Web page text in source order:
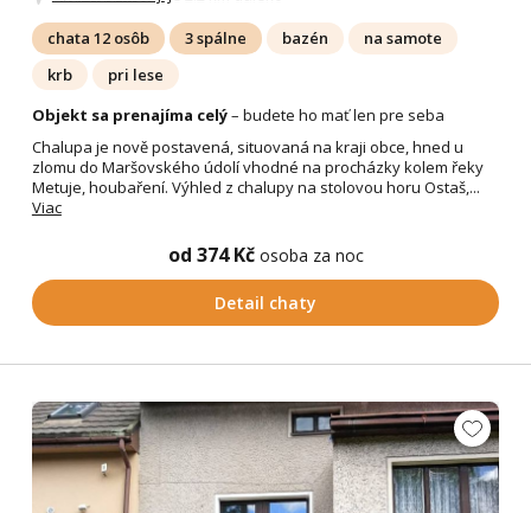
chata 12 osôb 3 spálne bazén
na samote
krb
pri lese
Objekt sa prenajíma celý– budete ho mať len pre seba
Chalupa je nově postavená, situovaná na kraji obce, hned u
zlomu do Maršovského údolí vhodné na procházky kolem řeky
Metuje, houbaření. Výhled z chalupy na stolovou horu Ostaš,...
Viac
od 374 Kč osoba za noc
Detail chaty